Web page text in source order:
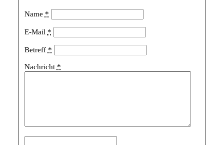
Name *
E-Mail *
Betreff *
Nachricht *